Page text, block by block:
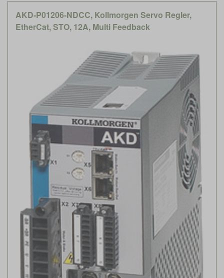
AKD-P01206-NDCC, Kollmorgen Servo Regler,
EtherCat, STO, 12A, Multi Feedback